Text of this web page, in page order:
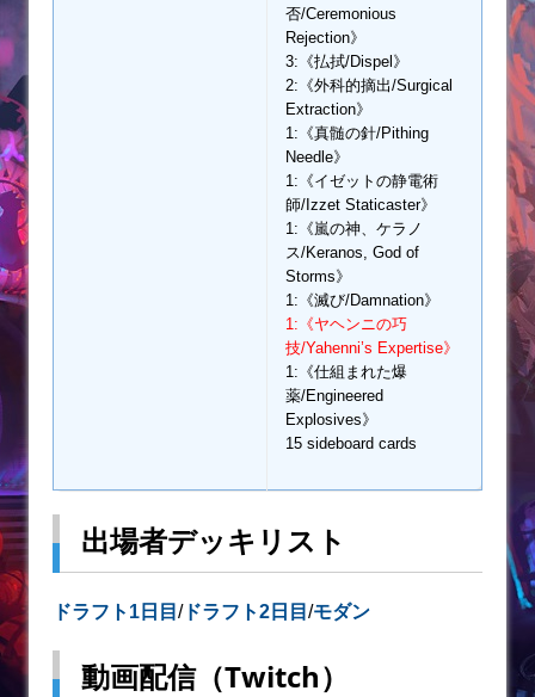
否/Ceremonious
Rejection》
3:《払拭/Dispel》
2:《外科的摘出/Surgical
Extraction》
1:《真髄の針/Pithing
Needle》
1:《イゼットの静電術
師/Izzet Staticaster》
1:《嵐の神、ケラノ
ス/Keranos, God of
Storms》
1:《滅び/Damnation》
1:《ヤヘンニの巧
技/Yahenni’s Expertise》
1:《仕組まれた爆
薬/Engineered
Explosives》
15 sideboard cards
出場者デッキリスト
ドラフト1日目 /ドラフト2日目 /モダン
動画配信（Twitch）